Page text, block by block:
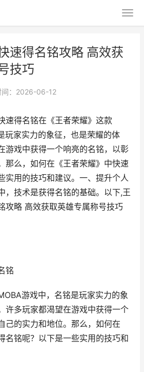
速得名铭攻略 高效获
技巧
间：2026-06-12
速得名铭在《王者荣耀》这款
玩家实力的象征，也是荣耀的体
游戏中获得一个响亮的名铭，以彰
那么，如何在《王者荣耀》中快速
实用的技巧和建议。一、提升个人
，技术是获得名铭的基础。以下,王
攻略 高效获取英雄专属称号技巧
铭
游戏中，名铭是玩家实力的象
许多玩家都渴望在游戏中获得一个
己的实力和地位。那么，如何在
名铭呢？以下是一些实用的技巧和